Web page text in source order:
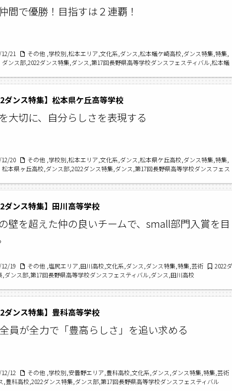
間で優勝！目指すは２連覇！
21
その他 ,学校別,松本エリア,文化系,ダンス,松本蟻ケ崎高校,ダンス特集,特集,
ダンス部,2022ダンス特集,ダンス,第17回長野県高等学校ダンスフェスティバル,松本蟻
ダンス特集】松本県ケ丘高等学校
大切に、自分らしさを表現する
20
その他 ,学校別,松本エリア,文化系,ダンス,松本県ケ丘高校,ダンス特集,特集,
松本県ヶ丘高校,ダンス部,2022ダンス特集,ダンス,第17回長野県高等学校ダンスフェス
ダンス特集】田川高等学校
壁を超えた仲の良いチームで、small部門入賞を目
19 その他 ,塩尻エリア,田川高校,文化系,ダンス,ダンス特集,特集,芸術
2022ダ
,ダンス部,第17回長野県高等学校ダンスフェスティバル,ダンス,田川高校
ダンス特集】豊科高等学校
員が全力で「豊高らしさ」を追い求める
12
その他 ,学校別,安曇野エリア,豊科高校,文化系,ダンス,ダンス特集,特集,芸術
,豊科高校,2022ダンス特集,ダンス部,第17回長野県高等学校ダンスフェスティバル